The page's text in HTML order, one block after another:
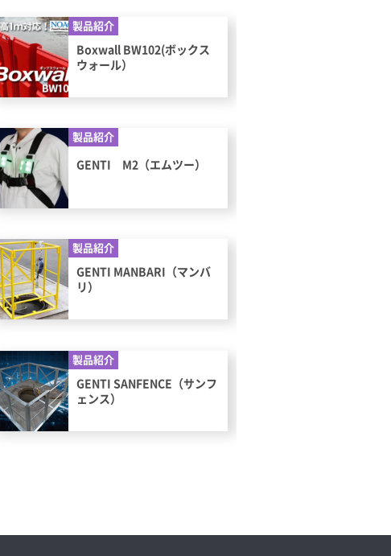
製品紹介
Boxwall BW102(ボックス
ウォール）
製品紹介
GENTI M2（エムツー）
製品紹介
GENTI MANBARI（マンバ
リ）
製品紹介
GENTI SANFENCE（サンフ
ェンス）